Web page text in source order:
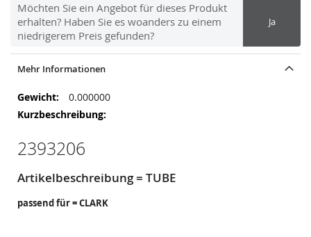
Möchten Sie ein Angebot für dieses Produkt
erhalten? Haben Sie es woanders zu einem
niedrigerem Preis gefunden?
Ja
Mehr Informationen
Mehr
Informationen
0.000000
2393206
Artikelbeschreibung = TUBE
passend für = CLARK